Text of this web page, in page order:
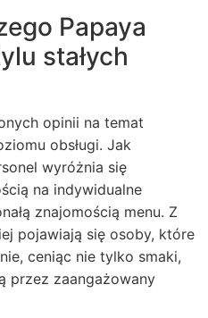
Papaya
stałych
opinii na temat
obsługi. Jak
wyróżnia się
na indywidualne
znajomością menu. Z
pojawiają się osoby, które
ceniąc nie tylko smaki,
przez zaangażowany